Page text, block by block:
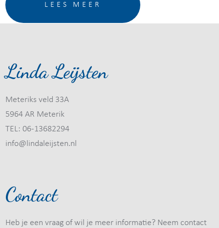
LEES MEER
Linda Leijsten
Meteriks veld 33A
5964 AR Meterik
TEL: 06-13682294
info@lindaleijsten.nl
Contact
Heb je een vraag of wil je meer informatie? Neem contact